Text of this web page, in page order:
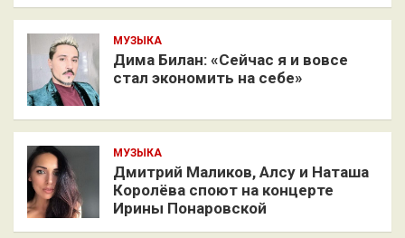
МУЗЫКА
Дима Билан: «Сейчас я и вовсе
стал экономить на себе»
МУЗЫКА
Дмитрий Маликов, Алсу и Наташа
Королёва споют на концерте
Ирины Понаровской